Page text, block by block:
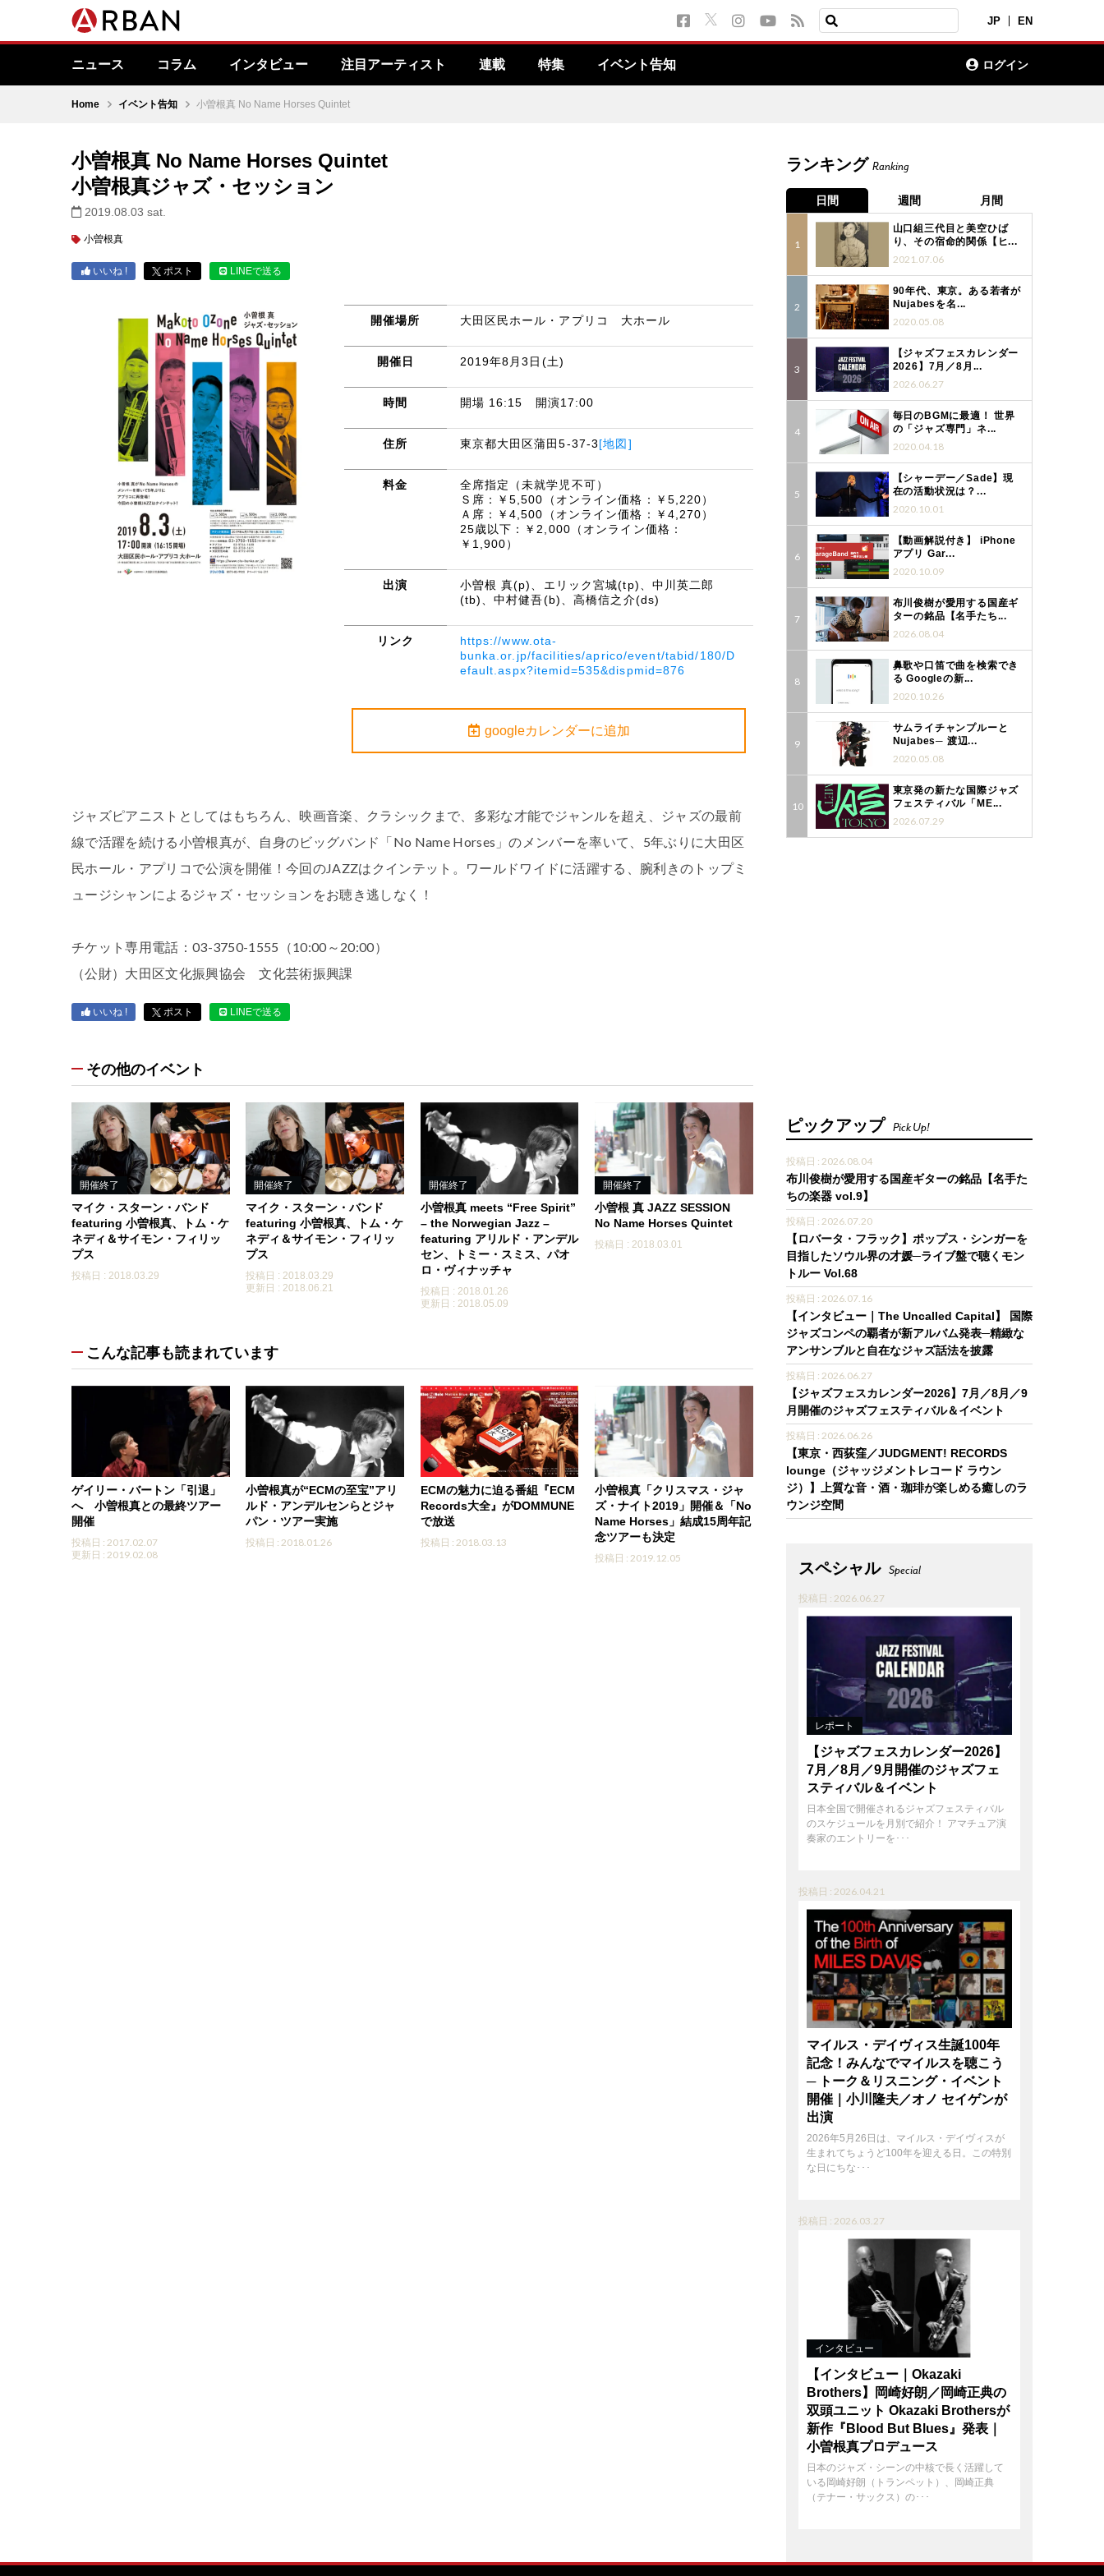
JP EN
ニュース コラム インタビュー 注目アーティスト 連載 特集 イベント告知 ログイン
Home イベント告知 小曽根真 No Name Horses Quintet
小曽根真 No Name Horses Quintet
小曽根真ジャズ・セッション
2019.08.03 sat.
小曽根真
いいね ! ポスト LINEで送る
開催場所 大田区民ホール・アプリコ 大ホール
開催日 2019年8月3日(土)
時間 開場 16:15 開演17:00
住所 東京都大田区蒲田5-37-3[地図]
料金
全席指定（未就学児不可）
Ｓ席：￥5,500（オンライン価格：￥5,220）
Ａ席：￥4,500（オンライン価格：￥4,270）
25歳以下：￥2,000（オンライン価格：
￥1,900）
出演
小曽根 真(p)、エリック宮城(tp)、中川英二郎
(tb)、中村健吾(b)、高橋信之介(ds)
リンク
https://www.ota-
bunka.or.jp/facilities/aprico/event/tabid/180/D
efault.aspx?itemid=535&dispmid=876
googleカレンダーに追加
ジャズピアニストとしてはもちろん、映画音楽、クラシックまで、多彩な才能でジャンルを超え、ジャズの最前
線で活躍を続ける小曽根真が、自身のビッグバンド「No Name Horses」のメンバーを率いて、5年ぶりに大田区
民ホール・アプリコで公演を開催！今回のJAZZはクインテット。ワールドワイドに活躍する、腕利きのトップミ
ュージシャンによるジャズ・セッションをお聴き逃しなく！
チケット専用電話：03-3750-1555（10:00～20:00）
（公財）大田区文化振興協会 文化芸術振興課
いいね ! ポスト LINEで送る
その他のイベント
開催終了
マイク・スターン・バンド
featuring 小曽根真、トム・ケ
ネディ＆サイモン・フィリッ
プス
投稿日 : 2018.03.29
開催終了
マイク・スターン・バンド
featuring 小曽根真、トム・ケ
ネディ＆サイモン・フィリッ
プス
投稿日 : 2018.03.29
更新日 : 2018.06.21
開催終了
小曽根真 meets “Free Spirit”
– the Norwegian Jazz –
featuring アリルド・アンデル
セン、トミー・スミス、パオ
ロ・ヴィナッチャ
投稿日 : 2018.01.26
更新日 : 2018.05.09
開催終了
小曽根 真 JAZZ SESSION
No Name Horses Quintet
投稿日 : 2018.03.01
こんな記事も読まれています
ゲイリー・バートン「引退」
へ 小曽根真との最終ツアー
開催
投稿日 : 2017.02.07
更新日 : 2019.02.08
小曽根真が“ECMの至宝”アリ
ルド・アンデルセンらとジャ
パン・ツアー実施
投稿日 : 2018.01.26
ECMの魅力に迫る番組『ECM
Records大全』がDOMMUNE
で放送
投稿日 : 2018.03.13
小曽根真「クリスマス・ジャ
ズ・ナイト2019」開催＆「No
Name Horses」結成15周年記
念ツアーも決定
投稿日 : 2019.12.05
ランキング Ranking
日間 週間 月間
山口組三代目と美空ひば
り、その宿命的関係【ヒ...
2021.07.06
90年代、東京。ある若者が
Nujabesを名...
2020.05.08
【ジャズフェスカレンダー
2026】7月／8月...
2026.06.27
毎日のBGMに最適！ 世界
の「ジャズ専門」ネ...
2020.04.18
【シャーデー／Sade】現
在の活動状況は？...
2020.10.01
【動画解説付き】 iPhone
アプリ Gar...
2020.10.09
布川俊樹が愛用する国産ギ
ターの銘品【名手たち...
2026.08.04
鼻歌や口笛で曲を検索でき
る Googleの新...
2020.10.26
サムライチャンプルーと
Nujabes─ 渡辺...
2020.05.08
東京発の新たな国際ジャズ
フェスティバル「ME...
2026.07.29
ピックアップ Pick Up!
投稿日 : 2026.08.04
布川俊樹が愛用する国産ギターの銘品【名手た
ちの楽器 vol.9】
投稿日 : 2026.07.20
【ロバータ・フラック】ポップス・シンガーを
目指したソウル界の才媛─ライブ盤で聴くモン
トルー Vol.68
投稿日 : 2026.07.16
【インタビュー｜The Uncalled Capital】 国際
ジャズコンペの覇者が新アルバム発表─精緻な
アンサンブルと自在なジャズ話法を披露
投稿日 : 2026.06.27
【ジャズフェスカレンダー2026】7月／8月／9
月開催のジャズフェスティバル＆イベント
投稿日 : 2026.06.26
【東京・西荻窪／JUDGMENT! RECORDS
lounge（ジャッジメントレコード ラウン
ジ）】上質な音・酒・珈琲が楽しめる癒しのラ
ウンジ空間
スペシャル Special
投稿日 : 2026.06.27
レポート
【ジャズフェスカレンダー2026】
7月／8月／9月開催のジャズフェ
スティバル＆イベント
日本全国で開催されるジャズフェスティバル
のスケジュールを月別で紹介！ アマチュア演
奏家のエントリーを･･･
投稿日 : 2026.04.21
マイルス・デイヴィス生誕100年
記念！みんなでマイルスを聴こう
─ トーク＆リスニング・イベント
開催｜小川隆夫／オノ セイゲンが
出演
2026年5月26日は、マイルス・デイヴィスが
生まれてちょうど100年を迎える日。この特別
な日にちな･･･
投稿日 : 2026.03.27
インタビュー
【インタビュー｜Okazaki
Brothers】岡崎好朗／岡崎正典の
双頭ユニット Okazaki Brothersが
新作『Blood But Blues』発表｜
小曽根真プロデュース
日本のジャズ・シーンの中核で長く活躍して
いる岡崎好朗（トランペット）、岡崎正典
（テナー・サックス）の･･･